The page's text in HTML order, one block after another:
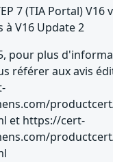
7 (TIA Portal) V16
à V16 Update 2
5, pour plus
référer aux avis
et https://cert-